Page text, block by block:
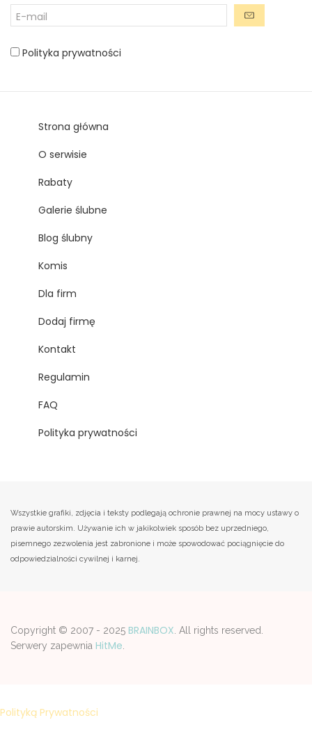
Polityka prywatności
Strona główna
O serwisie
Rabaty
Galerie ślubne
Blog ślubny
Komis
Dla firm
Dodaj firmę
Kontakt
Regulamin
FAQ
Polityka prywatności
Wszystkie grafiki, zdjęcia i teksty podlegają ochronie prawnej na mocy ustawy o
prawie autorskim. Używanie ich w jakikolwiek sposób bez uprzedniego,
pisemnego zezwolenia jest zabronione i może spowodować pociągnięcie do
odpowiedzialności cywilnej i karnej.
Copyright © 2007 - 2025 BRAINBOX . All rights reserved.
Serwery zapewnia HitMe
Polityką Prywatności